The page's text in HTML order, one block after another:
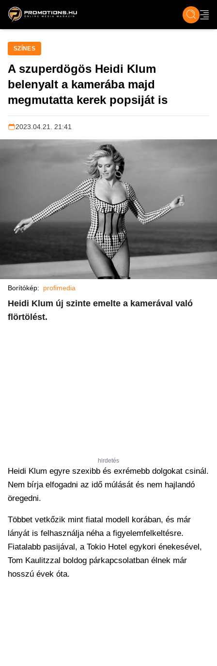
ZENE, FILM & KULT ÉLET TECH &
SZÍNES
A szuperdögös Heidi Klum
belenyalt a kamerába majd
megmutatta kerek popsiját is
2023.04.21. 21:41
Borítókép: profimedia
Heidi Klum új szinte emelte a kamerával való
flörtölést.
hirdetés
Heidi Klum egyre szexibb és exrémebb dolgokat csinál.
Nem bírja elfogadni az idő múlását és nem hajlandó
öregedni.
Többet vetkőzik mint fiatal modell korában, és már
lányát is felhasználja néha a figyelemfelkeltésre.
Fiatalabb pasijával, a Tokio Hotel egykori énekesével,
Tom Kaulitzzal boldog párkapcsolatban élnek már
hosszú évek óta.